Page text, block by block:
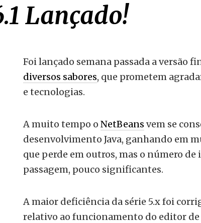
Lançado!
Foi lançado semana passada a versão
diversos sabores, que prometem
e tecnologias.
A muito tempo o NetBeans vem se
desenvolvimento Java, ganhando em
que perde em outros, mas o número
passagem, pouco significantes.
A maior deficiência da série 5.x foi
relativo ao funcionamento do editor de